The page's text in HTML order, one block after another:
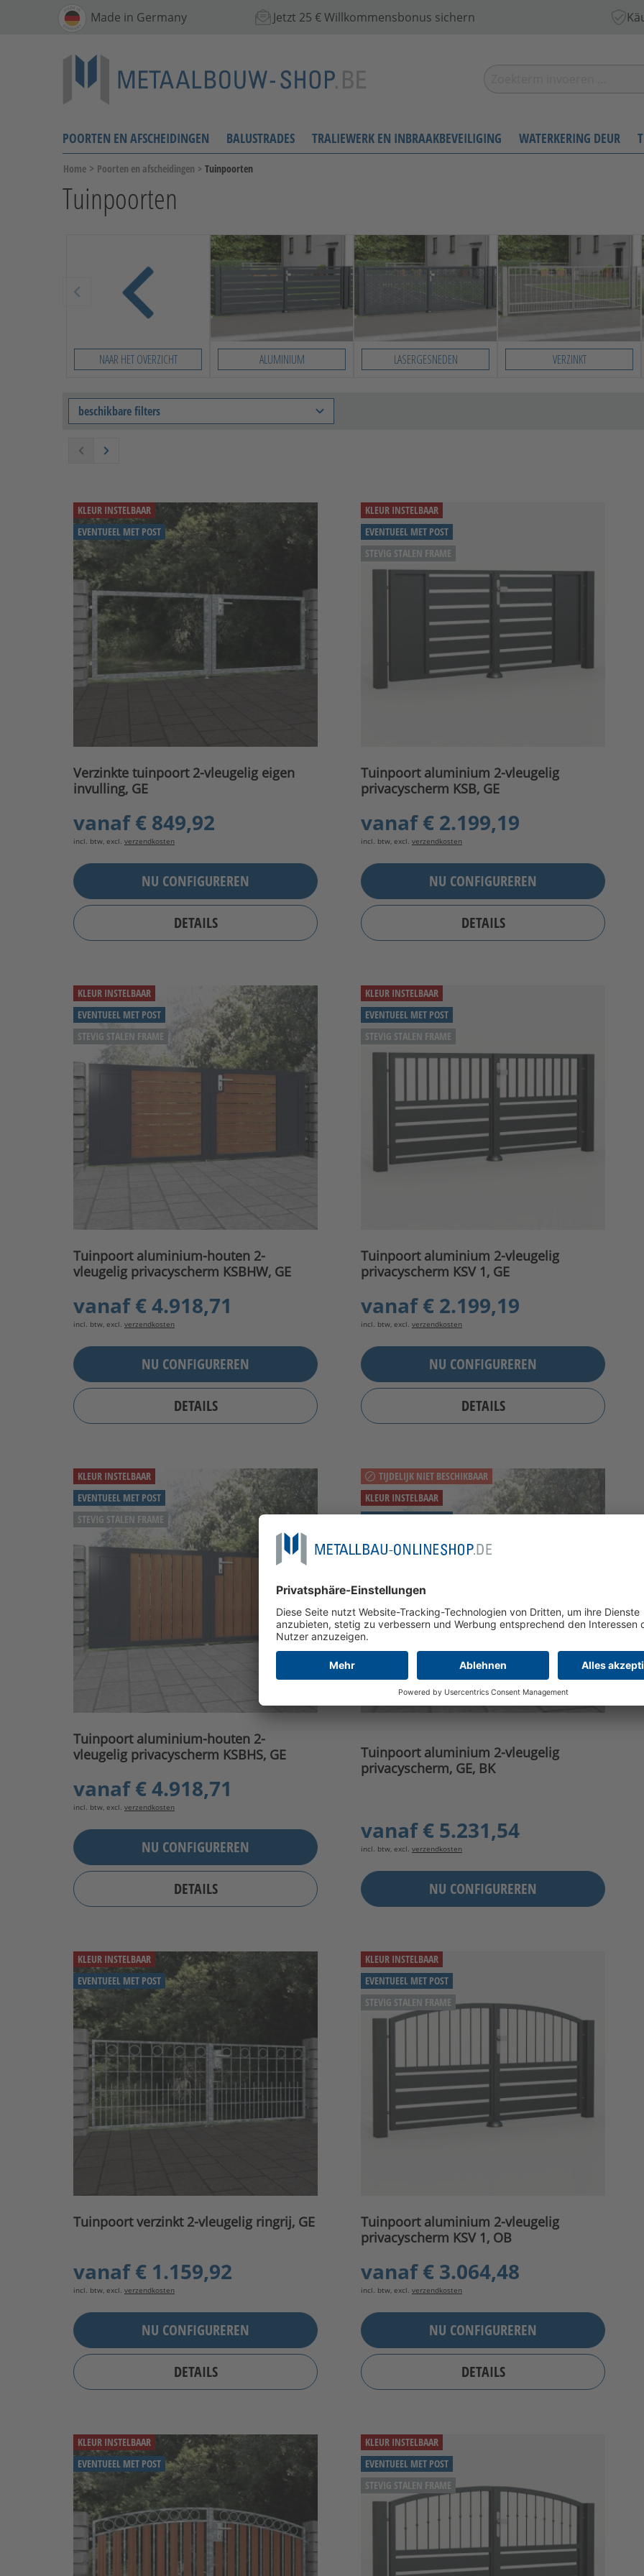
Made in Germany Jetzt 25 € Willkommensbonus sichern
POORTEN EN AFSCHEIDINGEN BALUSTRADES TRALIEWERK EN INBRAAKBEVEILIGING WATERKERING DEUR
Home > Poorten en afscheidingen > Tuinpoorten
Tuinpoorten
NAAR HET OVERZICHT ALUMINIUM LASERGESNEDEN
VERZINKT
beschikbare filters
KLEUR INSTELBAAR
EVENTUEEL MET POST
Verzinkte tuinpoort 2-vleugelig eigen
invulling, GE
vanaf€ 849,92
incl. btw, excl. verzendkosten
NU CONFIGUREREN
DETAILS
KLEUR INSTELBAAR
EVENTUEEL MET POST
STEVIG STALEN FRAME
Tuinpoort aluminium 2-vleugelig
privacyscherm KSB, GE
vanaf€ 2.199,19
incl. btw, excl. verzendkosten
NU CONFIGUREREN
DETAILS
KLEUR INSTELBAAR
EVENTUEEL MET POST
STEVIG STALEN FRAME
Tuinpoort aluminium-houten 2-
vleugelig privacyscherm KSBHW, GE
vanaf€ 4.918,71
incl. btw, excl. verzendkosten
NU CONFIGUREREN
DETAILS
KLEUR INSTELBAAR
EVENTUEEL MET POST
STEVIG STALEN FRAME
Tuinpoort aluminium 2-vleugelig
privacyscherm KSV 1, GE
vanaf€ 2.199,19
incl. btw, excl. verzendkosten
NU CONFIGUREREN
DETAILS
KLEUR INSTELBAAR
EVENTUEEL MET POST
STEVIG STALEN FRAME
Tuinpoort aluminium-houten 2-
vleugelig privacyscherm KSBHS, GE
vanaf€ 4.918,71
incl. btw, excl. verzendkosten
NU CONFIGUREREN
DETAILS
TIJDELIJK NIET BESCHIKBAAR
KLEUR INSTELBAAR
EVENTUEEL MET POST
Tuinpoort aluminium 2-vleugelig
privacyscherm, GE, BK
vanaf€ 5.231,54
incl. btw, excl. verzendkosten
NU CONFIGUREREN
KLEUR INSTELBAAR
EVENTUEEL MET POST
Tuinpoort verzinkt 2-vleugelig ringrij, GE
vanaf€ 1.159,92
incl. btw, excl. verzendkosten
NU CONFIGUREREN
DETAILS
KLEUR INSTELBAAR
EVENTUEEL MET POST
STEVIG STALEN FRAME
Tuinpoort aluminium 2-vleugelig
privacyscherm KSV 1, OB
vanaf€ 3.064,48
incl. btw, excl. verzendkosten
NU CONFIGUREREN
DETAILS
KLEUR INSTELBAAR
EVENTUEEL MET POST
KLEUR INSTELBAAR
EVENTUEEL MET POST
STEVIG STALEN FRAME